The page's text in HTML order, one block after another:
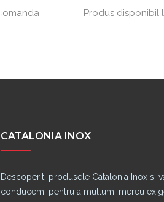
Produs disponibil la comanda
CATALONIA INOX
Descoperiti produsele Catalonia Inox si
conducem, pentru a multumi mereu